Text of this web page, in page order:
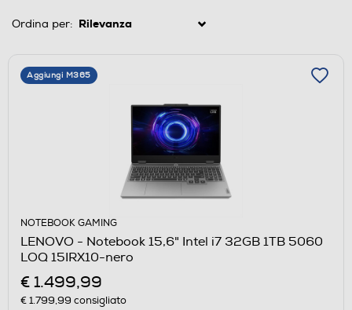
Ordina per:
Aggiungi M365
NOTEBOOK GAMING
LENOVO - Notebook 15,6" Intel i7 32GB 1TB 5060
LOQ 15IRX10-nero
€ 1.499,99
€ 1.799,99 consigliato